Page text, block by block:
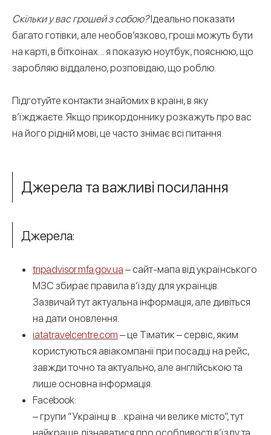
Скільки у вас грошей з собою?Ідеально показати
багато готівки, але необов’язково, гроші можуть бути
на карті, в біткоінах… я показую ноутбук, пояснюю, що
заробляю віддалено, розповідаю, що роблю.
Підготуйте контакти знайомих в країні, в яку
в’їжджаєте. Якщо прикордоннику розкажуть про вас
на його рідній мові, це часто знімає всі питання.
Джерела та важливі посилання
Джерела:
tripadvisor.mfa.gov.ua – сайт-мапа від українського
МЗС збирає правила в’їзду для українців.
Зазвичай тут актуальна інформація, але дивіться
на дати оновлення.
iatatravelcentre.com – це Тіматик – сервіс, яким
користуються авіакомпанії при посадці на рейс,
завжди точно та актуально, але англійською та
лише основна інформація.
Facebook:
– групи “Українці в… країна чи велике місто”, тут
найкраще дізнаватися про особливості в’їзду та